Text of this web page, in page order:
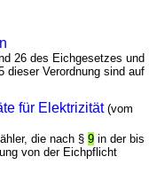
26 des Eichgesetzes und
dieser Verordnung sind auf
für Elektrizität (vom
die nach §9 in der bis
von der Eichpflicht